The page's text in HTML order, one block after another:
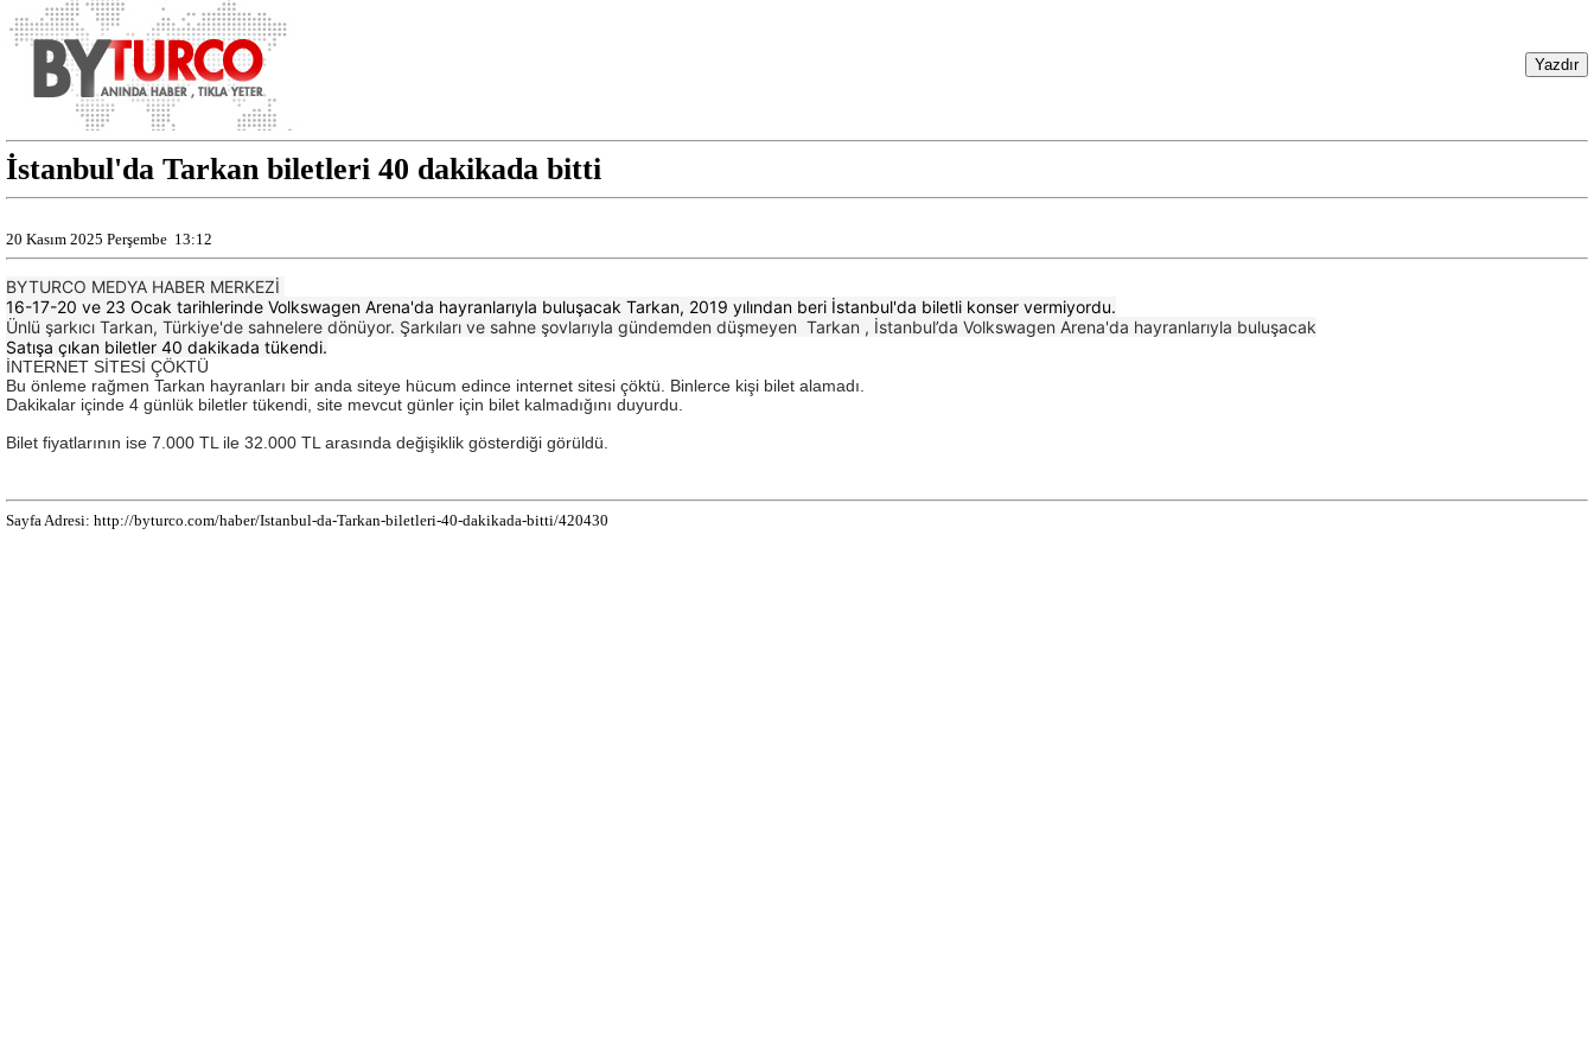
İstanbul'da Tarkan biletleri 40 dakikada bitti
20 Kasım 2025 Perşembe 13:12
BYTURCO MEDYA HABER MERKEZİ
16-17-20 ve 23 Ocak tarihlerinde Volkswagen Arena'da hayranlarıyla buluşacak Tarkan, 2019 yılından beri İstanbul'da biletli konser vermiyordu.
Ünlü şarkıcı Tarkan, Türkiye'de sahnelere dönüyor. Şarkıları ve sahne şovlarıyla gündemden düşmeyen Tarkan , İstanbul’da Volkswagen Arena'da hayranlarıyla buluşacak
Satışa çıkan biletler 40 dakikada tükendi.
İNTERNET SİTESİ ÇÖKTÜ
Bu önleme rağmen Tarkan hayranları bir anda siteye hücum edince internet sitesi çöktü. Binlerce kişi bilet alamadı.
Dakikalar içinde 4 günlük biletler tükendi, site mevcut günler için bilet kalmadığını duyurdu.
Bilet fiyatlarının ise 7.000 TL ile 32.000 TL arasında değişiklik gösterdiği görüldü.
Sayfa Adresi: http://byturco.com/haber/Istanbul-da-Tarkan-biletleri-40-dakikada-bitti/420430